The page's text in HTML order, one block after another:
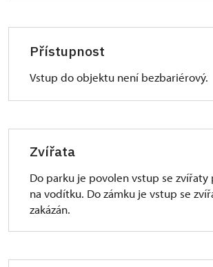
Přístupnost
Vstup do objektu není bezbariérový.
Zvířata
Do parku je povolen vstup se zvířaty
na vodítku. Do zámku je vstup se
zakázán.